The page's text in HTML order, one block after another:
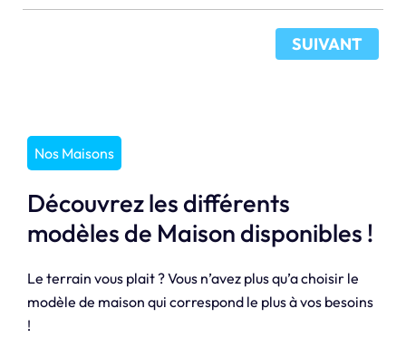
SUIVANT
Nos Maisons
Découvrez les différents
modèles de Maison disponibles !
Le terrain vous plait ? Vous n’avez plus qu’a choisir le
modèle de maison qui correspond le plus à vos besoins
!